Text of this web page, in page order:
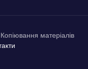
матеріалів